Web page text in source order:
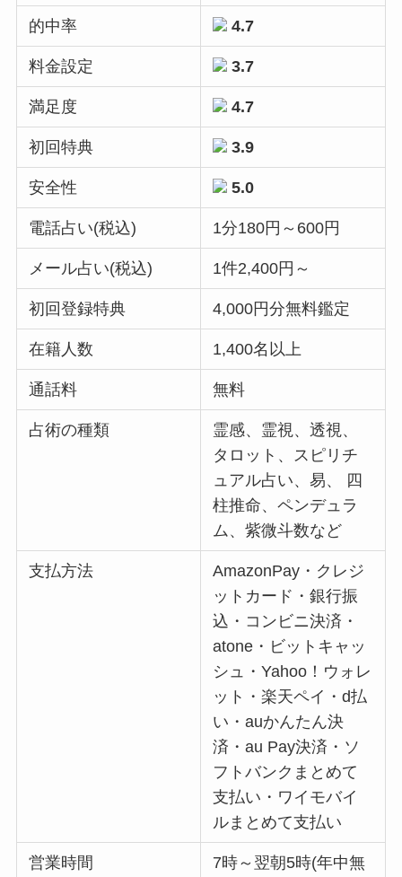
的中率 4.7
料金設定 3.7
満足度 4.7
初回特典 3.9
安全性 5.0
電話占い(税込) 1分180円～600円
メール占い(税込) 1件2,400円～
初回登録特典 4,000円分無料鑑定
在籍人数 1,400名以上
通話料 無料
占術の種類
霊感、霊視、透視、
タロット、スピリチ
ュアル占い、易、 四
柱推命、ペンデュラ
ム、紫微斗数など
支払方法
AmazonPay・クレジ
ットカード・銀行振
込・コンビニ決済・
atone・ビットキャッ
シュ・Yahoo！ウォレ
ット・楽天ペイ・d払
い・auかんたん決
済・au Pay決済・ソ
フトバンクまとめて
支払い・ワイモバイ
ルまとめて支払い
営業時間
7時～翌朝5時(年中無